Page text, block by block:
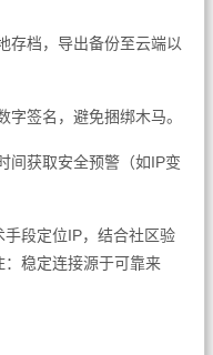
存档，导出备份至云端以
签名，避免捆绑木马。
间获取安全预警（如IP变
段定位IP，结合社区验
稳定连接源于可靠来